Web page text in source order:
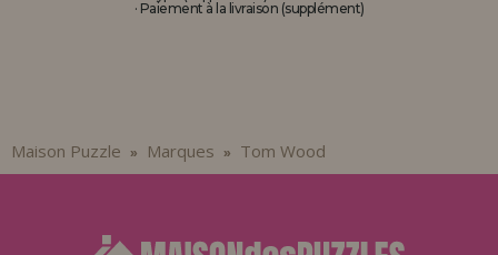
· Paiement à la livraison (supplément)
Maison Puzzle » Marques » Tom Wood